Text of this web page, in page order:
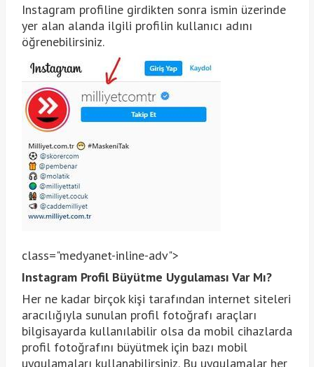
Instagram profiline girdikten sonra ismin üzerinde
yer alan alanda ilgili profilin kullanıcı adını
öğrenebilirsiniz.
class="medyanet-inline-adv">
Instagram Profil Büyütme Uygulaması Var Mı?
Her ne kadar birçok kişi tarafından internet siteleri
aracılığıyla sunulan profil fotoğrafı araçları
bilgisayarda kullanılabilir olsa da mobil cihazlarda
profil fotoğrafını büyütmek için bazı mobil
uygulamaları kullanabilirsiniz. Bu uygulamalar her